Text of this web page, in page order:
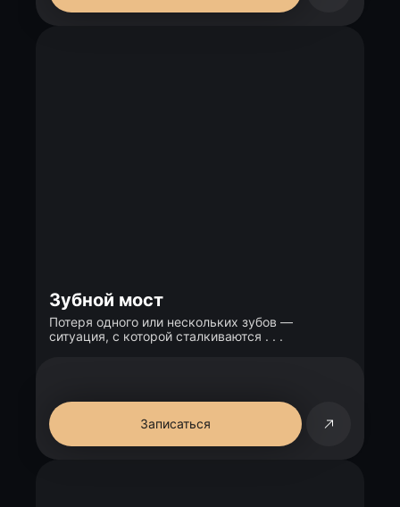
Зубной мост
Потеря одного или нескольких зубов —
ситуация, с которой сталкиваются . . .
Записаться